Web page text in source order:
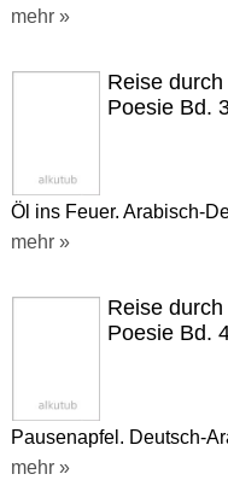
mehr »
Reise
Poesie Bd.
Öl ins Feuer. Arabisch-
mehr »
Reise
Poesie Bd.
Pausenapfel. Deutsch-
mehr »